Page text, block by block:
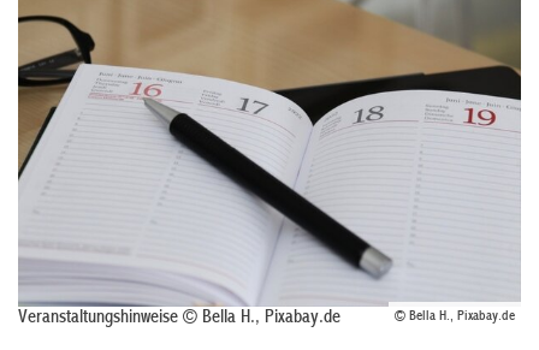
© Bella H., Pixabay.de
Veranstaltungshinweise © Bella H., Pixabay.de